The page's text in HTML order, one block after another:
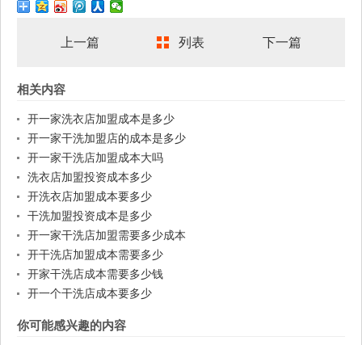
上一篇 列表 下一篇
相关内容
开一家洗衣店加盟成本是多少
开一家干洗加盟店的成本是多少
开一家干洗店加盟成本大吗
洗衣店加盟投资成本多少
开洗衣店加盟成本要多少
干洗加盟投资成本是多少
开一家干洗店加盟需要多少成本
开干洗店加盟成本需要多少
开家干洗店成本需要多少钱
开一个干洗店成本要多少
你可能感兴趣的内容